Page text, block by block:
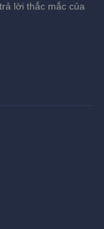
lời thắc mắc của